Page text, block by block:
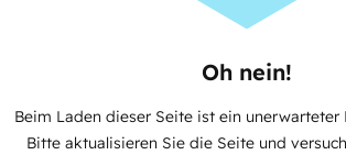
Oh nein!
Beim Laden dieser Seite ist ein unerwarteter
Bitte aktualisieren Sie die Seite und